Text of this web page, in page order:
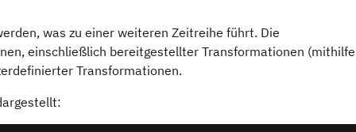
was zu einer weiteren Zeitreihe führt. Die
einschließlich bereitgestellter Transformationen (mithilfe
Transformationen.